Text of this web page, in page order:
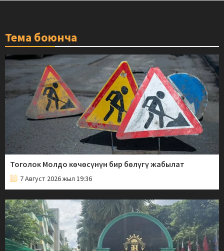
Тема боюнча
Тоголок Молдо көчөсүнүн бир бөлүгү жабылат
7 Август 2026 жыл 19:36